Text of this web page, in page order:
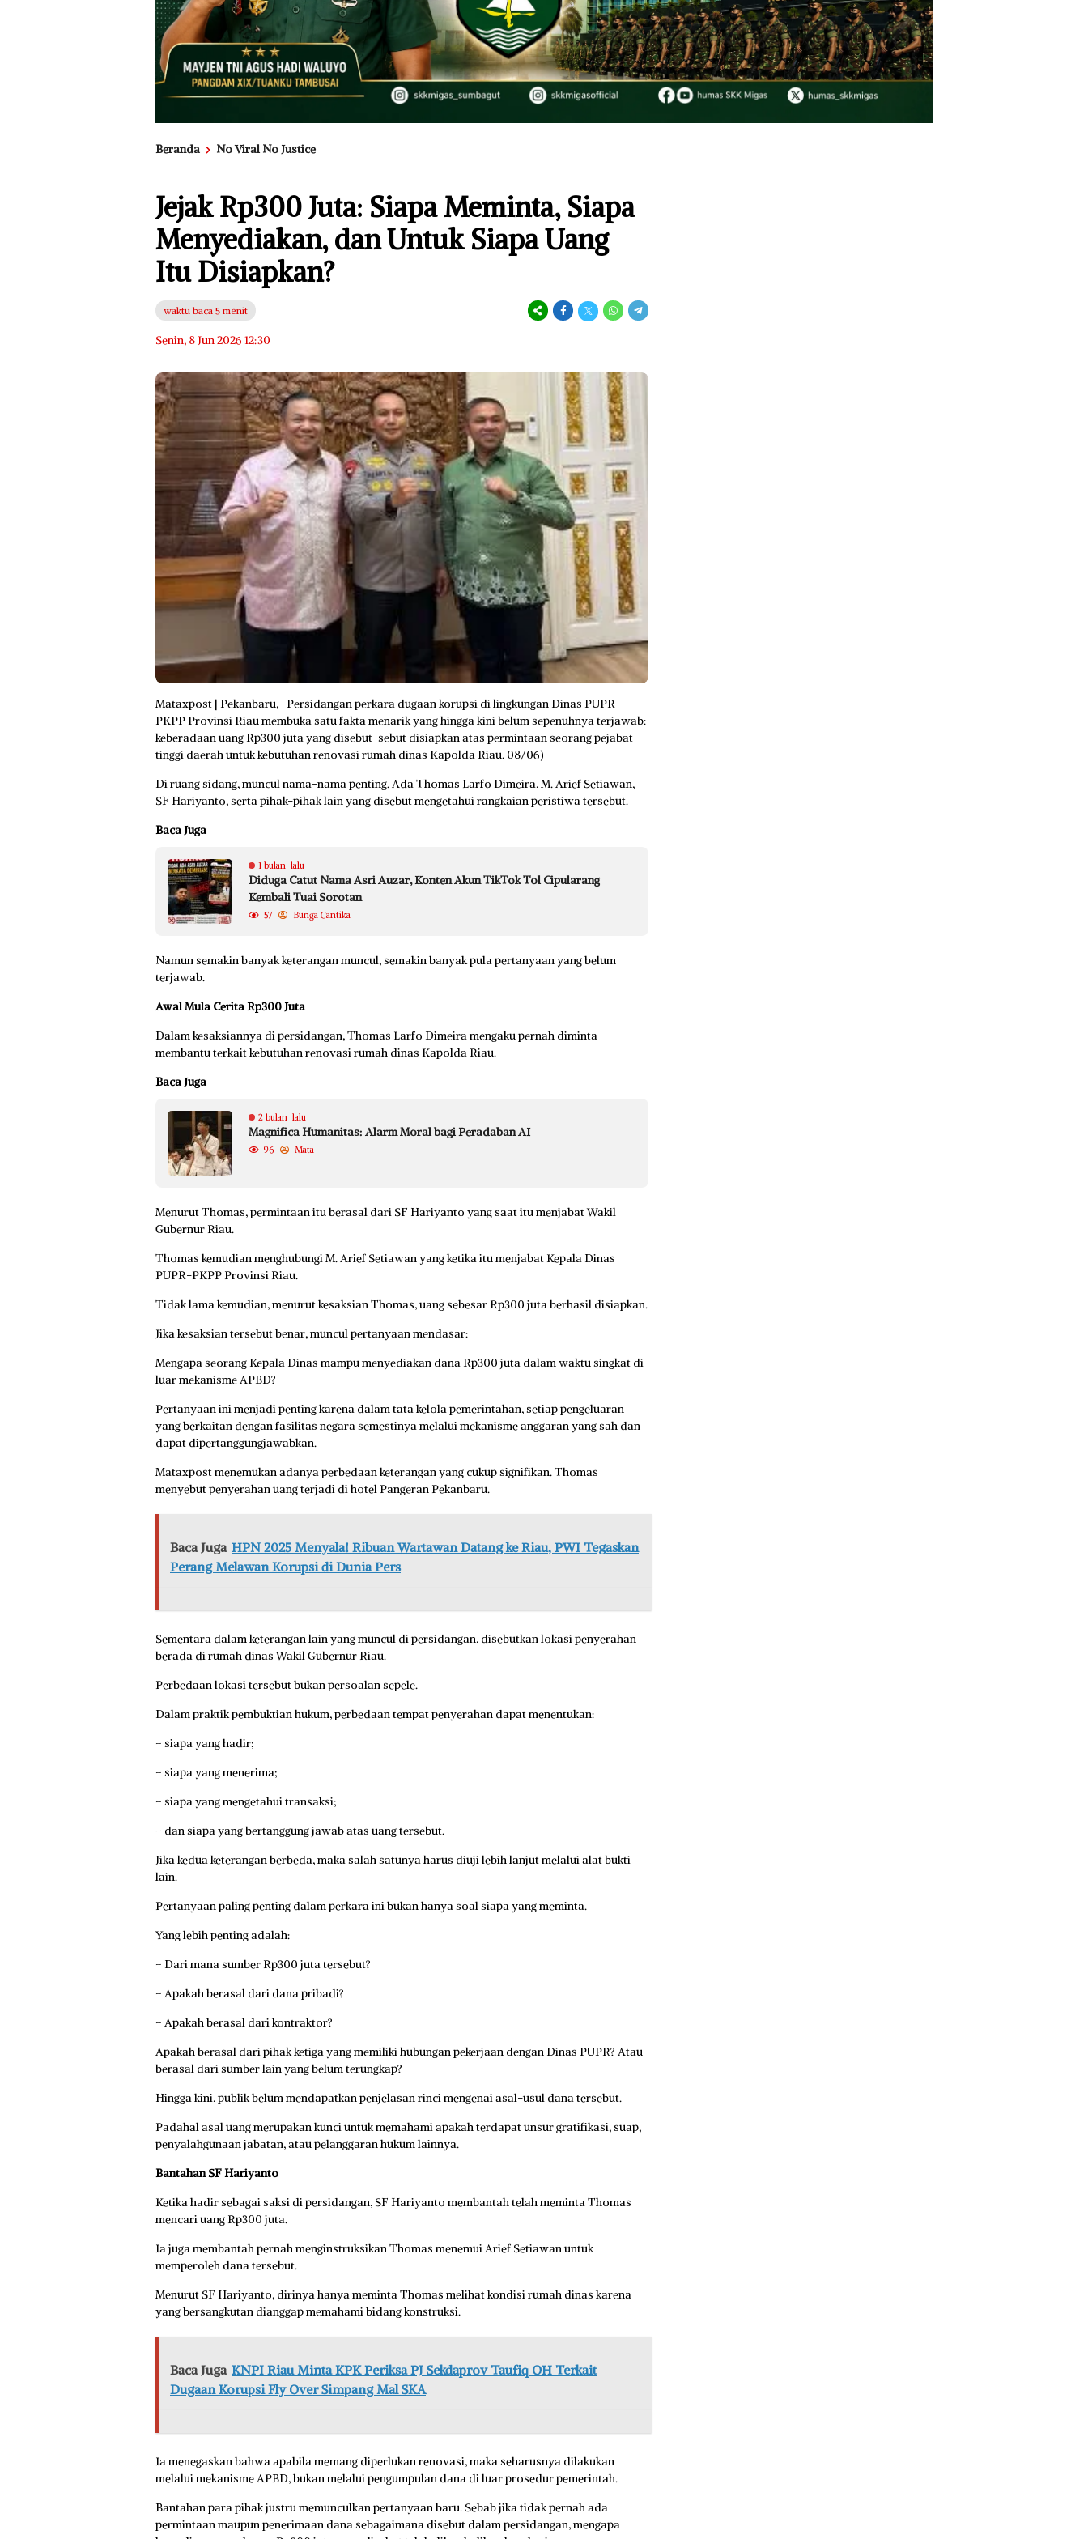
Beranda No Viral No Justice
Jejak Rp300 Juta: Siapa Meminta, Siapa
Menyediakan, dan Untuk Siapa Uang
Itu Disiapkan?
waktu baca 5 menit
Senin, 8 Jun 2026 12:30
Mataxpost | Pekanbaru,- Persidangan perkara dugaan korupsi di lingkungan Dinas PUPR-
PKPP Provinsi Riau membuka satu fakta menarik yang hingga kini belum sepenuhnya terjawab:
keberadaan uang Rp300 juta yang disebut-sebut disiapkan atas permintaan seorang pejabat
tinggi daerah untuk kebutuhan renovasi rumah dinas Kapolda Riau. 08/06)
Di ruang sidang, muncul nama-nama penting. Ada Thomas Larfo Dimeira, M. Arief Setiawan,
SF Hariyanto, serta pihak-pihak lain yang disebut mengetahui rangkaian peristiwa tersebut.
Baca Juga
1 bulan lalu
Diduga Catut Nama Asri Auzar, Konten Akun TikTok Tol Cipularang
Kembali Tuai Sorotan
57 Bunga Cantika
Namun semakin banyak keterangan muncul, semakin banyak pula pertanyaan yang belum
terjawab.
Awal Mula Cerita Rp300 Juta
Dalam kesaksiannya di persidangan, Thomas Larfo Dimeira mengaku pernah diminta
membantu terkait kebutuhan renovasi rumah dinas Kapolda Riau.
Baca Juga
2 bulan lalu
Magnifica Humanitas: Alarm Moral bagi Peradaban AI
96 Mata
Menurut Thomas, permintaan itu berasal dari SF Hariyanto yang saat itu menjabat Wakil
Gubernur Riau.
Thomas kemudian menghubungi M. Arief Setiawan yang ketika itu menjabat Kepala Dinas
PUPR-PKPP Provinsi Riau.
Tidak lama kemudian, menurut kesaksian Thomas, uang sebesar Rp300 juta berhasil disiapkan.
Jika kesaksian tersebut benar, muncul pertanyaan mendasar:
Mengapa seorang Kepala Dinas mampu menyediakan dana Rp300 juta dalam waktu singkat di
luar mekanisme APBD?
Pertanyaan ini menjadi penting karena dalam tata kelola pemerintahan, setiap pengeluaran
yang berkaitan dengan fasilitas negara semestinya melalui mekanisme anggaran yang sah dan
dapat dipertanggungjawabkan.
Mataxpost menemukan adanya perbedaan keterangan yang cukup signifikan. Thomas
menyebut penyerahan uang terjadi di hotel Pangeran Pekanbaru.
Baca Juga HPN 2025 Menyala! Ribuan Wartawan Datang ke Riau, PWI Tegaskan
Perang Melawan Korupsi di Dunia Pers
Sementara dalam keterangan lain yang muncul di persidangan, disebutkan lokasi penyerahan
berada di rumah dinas Wakil Gubernur Riau.
Perbedaan lokasi tersebut bukan persoalan sepele.
Dalam praktik pembuktian hukum, perbedaan tempat penyerahan dapat menentukan:
– siapa yang hadir;
– siapa yang menerima;
– siapa yang mengetahui transaksi;
– dan siapa yang bertanggung jawab atas uang tersebut.
Jika kedua keterangan berbeda, maka salah satunya harus diuji lebih lanjut melalui alat bukti
lain.
Pertanyaan paling penting dalam perkara ini bukan hanya soal siapa yang meminta.
Yang lebih penting adalah:
– Dari mana sumber Rp300 juta tersebut?
– Apakah berasal dari dana pribadi?
– Apakah berasal dari kontraktor?
Apakah berasal dari pihak ketiga yang memiliki hubungan pekerjaan dengan Dinas PUPR? Atau
berasal dari sumber lain yang belum terungkap?
Hingga kini, publik belum mendapatkan penjelasan rinci mengenai asal-usul dana tersebut.
Padahal asal uang merupakan kunci untuk memahami apakah terdapat unsur gratifikasi, suap,
penyalahgunaan jabatan, atau pelanggaran hukum lainnya.
Bantahan SF Hariyanto
Ketika hadir sebagai saksi di persidangan, SF Hariyanto membantah telah meminta Thomas
mencari uang Rp300 juta.
Ia juga membantah pernah menginstruksikan Thomas menemui Arief Setiawan untuk
memperoleh dana tersebut.
Menurut SF Hariyanto, dirinya hanya meminta Thomas melihat kondisi rumah dinas karena
yang bersangkutan dianggap memahami bidang konstruksi.
Baca Juga KNPI Riau Minta KPK Periksa PJ Sekdaprov Taufiq OH Terkait
Dugaan Korupsi Fly Over Simpang Mal SKA
Ia menegaskan bahwa apabila memang diperlukan renovasi, maka seharusnya dilakukan
melalui mekanisme APBD, bukan melalui pengumpulan dana di luar prosedur pemerintah.
Bantahan para pihak justru memunculkan pertanyaan baru. Sebab jika tidak pernah ada
permintaan maupun penerimaan dana sebagaimana disebut dalam persidangan, mengapa